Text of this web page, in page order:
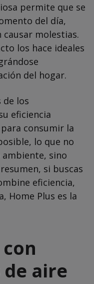
permite que se
del día,
molestias.
los hace ideales
del hogar.
de los
eficiencia
consumir la
lo que no
sino
si buscas
eficiencia,
Home Plus es la
aire